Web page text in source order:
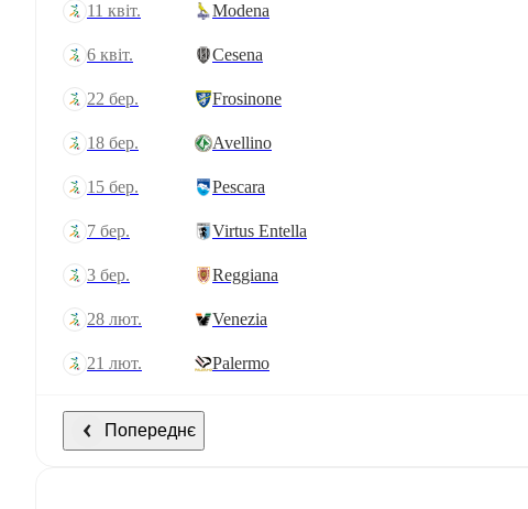
11 квіт. Modena
6 квіт. Cesena
22 бер. Frosinone
18 бер. Avellino
15 бер. Pescara
7 бер. Virtus Entella
3 бер. Reggiana
28 лют. Venezia
21 лют. Palermo
Попереднє